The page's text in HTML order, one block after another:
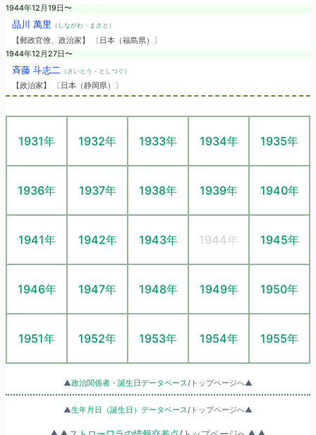
1944年12月19日〜
品川 萬里 （しながわ・まさと）
【郵政官僚、政治家】 〔日本（福島県）〕
1944年12月27日〜
斉藤 斗志二 （さいとう・としつぐ）
【政治家】 〔日本（静岡県）〕
1931年 1932年 1933年 1934年 1935年
1936年 1937年 1938年 1939年 1940年
1941年 1942年 1943年 1944年 1945年
1946年 1947年 1948年 1949年 1950年
1951年 1952年 1953年 1954年 1955年
▲政治関係者・誕生日データベース/トップページへ▲
▲生年月日（誕生日）データベース/トップページへ▲